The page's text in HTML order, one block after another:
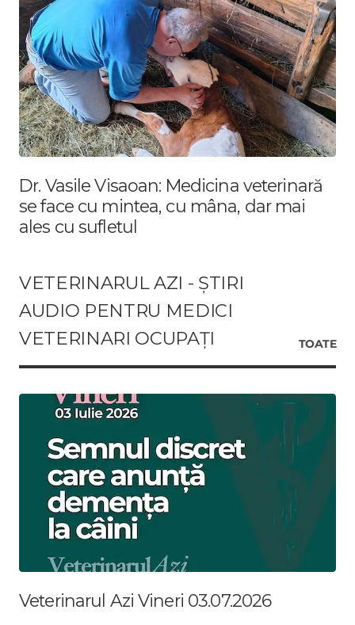
Dr. Vasile Visaoan: Medicina veterinară
se face cu mintea, cu mâna, dar mai
ales cu sufletul
VETERINARUL AZI - ȘTIRI
AUDIO PENTRU MEDICI
VETERINARI OCUPAȚI
TOATE
Veterinarul Azi Vineri 03.07.2026